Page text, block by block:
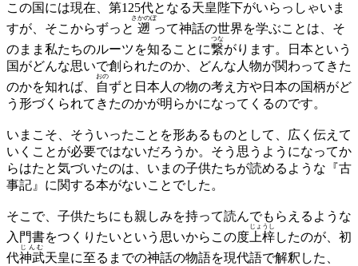
この国には現在、第125代となる天皇陛下がいらっしゃいま
すが、そこからずっと 遡
さかのぼ
って神話の世界を学ぶことは、そ
のまま私たちのルーツを知ることに繋
つな
がります。日本という
国がどんな思いで創られたのか、どんな人物が関わってきた
のかを知れば、
自
おの
ずと日本人の物の考え方や日本の国柄がど
う形づくられてきたのかが明らかになってくるのです。
いまこそ、そういったことを形あるものとして、広く伝えて
いくことが必要ではないだろうか。そう思うようになってか
らはたと気づいたのは、いまの子供たちが読めるような『古
事記』に関する本がないことでした。
そこで、子供たちにも親しみを持って読んでもらえるような
入門書をつくりたいという思いからこの度 上梓
じょうし
したのが、初
代神武
じんむ
天皇に至るまでの神話の物語を現代語で解釈した、